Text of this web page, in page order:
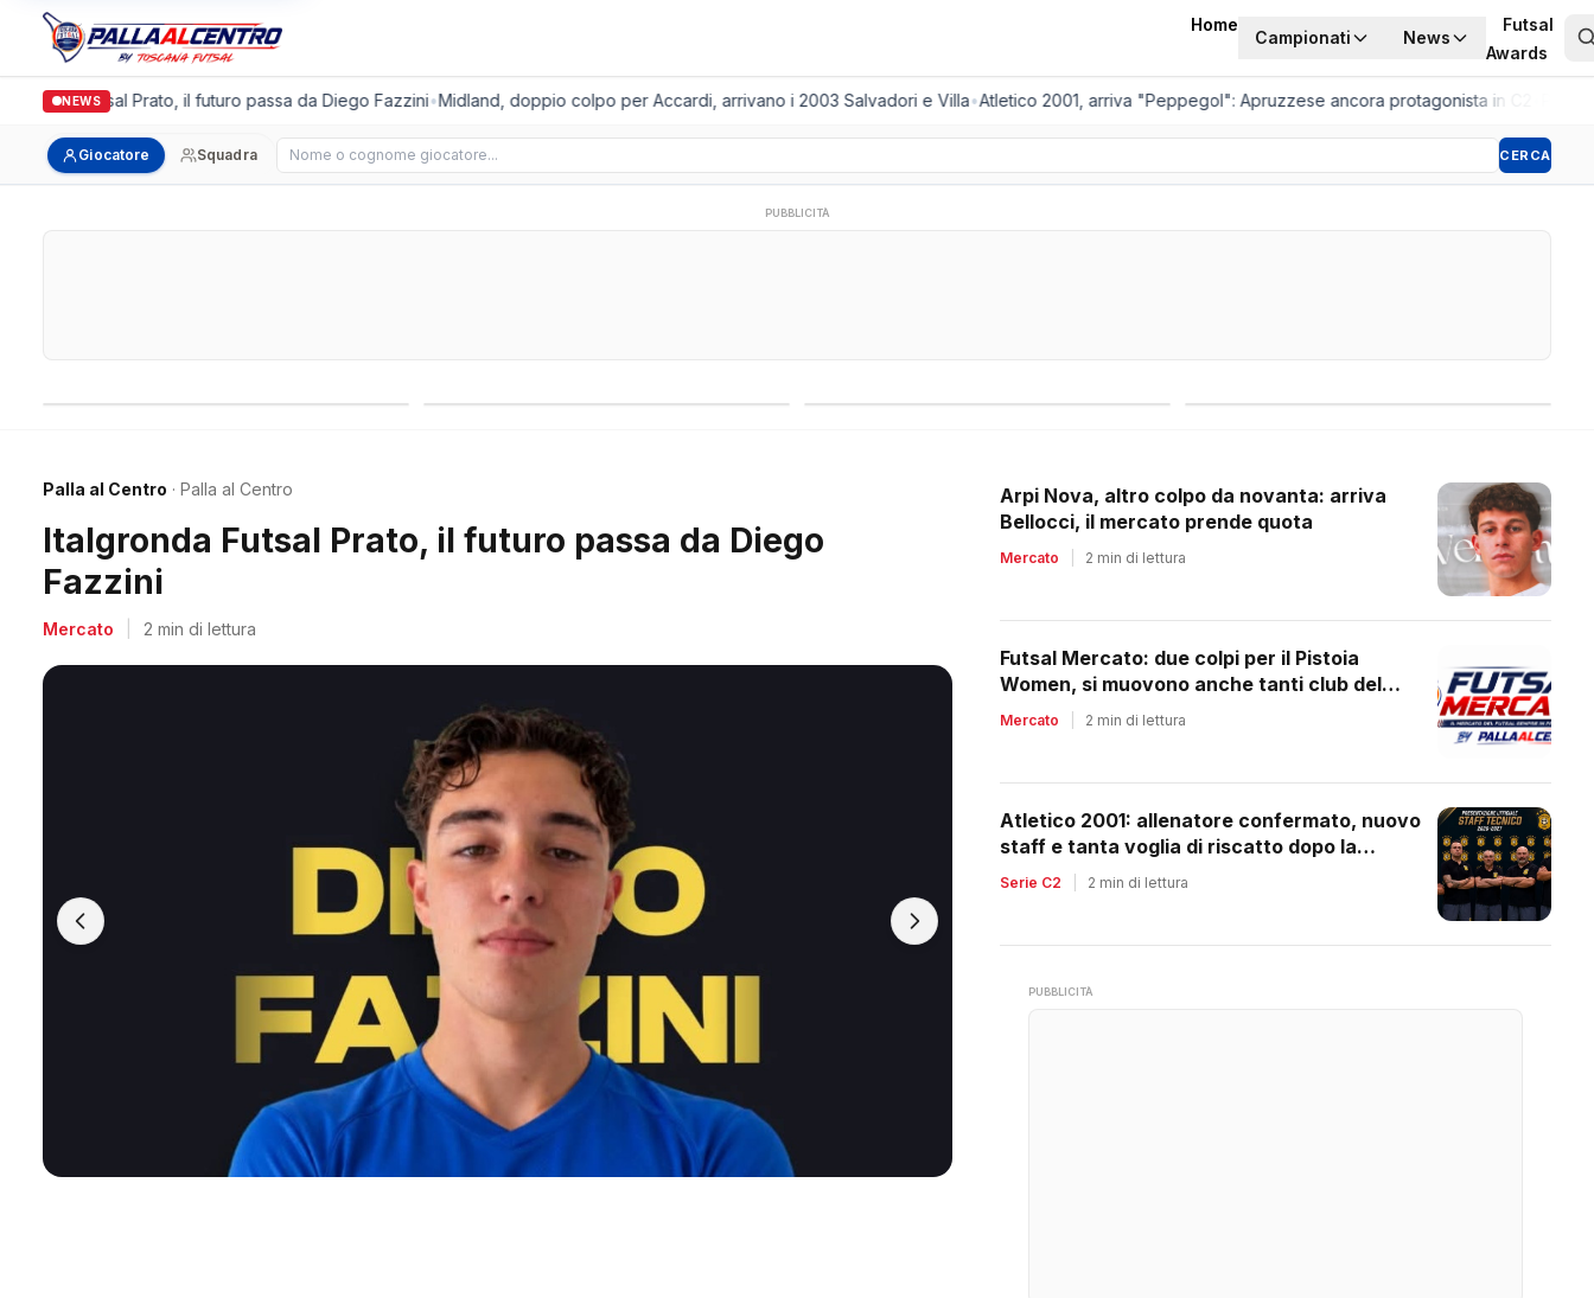
Home
Campionati News
Futsal
Awards
NEWS
Futsal Prato, il futuro passa da Diego Fazzini•Midland, doppio colpo per Accardi, arrivano i 2003 Salvadori e Villa•Atletico 2001, arriva "Peppegol": Apruzzese ancora protagonista in C2•
Giocatore Squadra Cerca giocatore CERCA
PUBBLICITÀ
Palla al Centro · Palla al Centro
Midland, doppio colpo per Accardi, arrivano i 2003
Salvadori e Villa
Mercato 2 min di lettura
Arpi Nova, altro colpo da novanta: arriva
Bellocci, il mercato prende quota
Mercato 2 min di lettura
Futsal Mercato: due colpi per il Pistoia
Women, si muovono anche tanti club del
regionale
Mercato 2 min di lettura
Atletico 2001: allenatore confermato, nuovo
staff e tanta voglia di riscatto dopo la
retrocessione
Serie C2 2 min di lettura
PUBBLICITÀ